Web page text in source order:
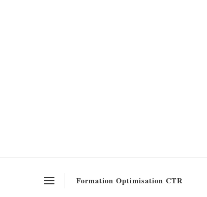
Formation Optimisation CTR